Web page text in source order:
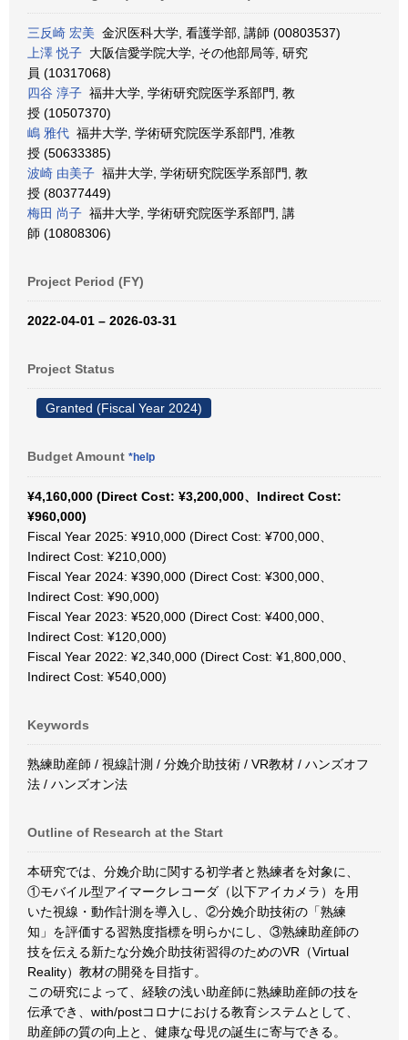
三反崎 宏美 金沢医科大学, 看護学部, 講師 (00803537)
上澤 悦子 大阪信愛学院大学, その他部局等, 研究
員 (10317068)
四谷 淳子 福井大学, 学術研究院医学系部門, 教
授 (10507370)
嶋 雅代 福井大学, 学術研究院医学系部門, 准教
授 (50633385)
波崎 由美子 福井大学, 学術研究院医学系部門, 教
授 (80377449)
梅田 尚子 福井大学, 学術研究院医学系部門, 講
師 (10808306)
Project Period (FY)
2022-04-01 – 2026-03-31
Project Status
Granted (Fiscal Year 2024)
Budget Amount *help
¥4,160,000 (Direct Cost: ¥3,200,000、Indirect Cost:
¥960,000)
Fiscal Year 2025: ¥910,000 (Direct Cost: ¥700,000、
Indirect Cost: ¥210,000)
Fiscal Year 2024: ¥390,000 (Direct Cost: ¥300,000、
Indirect Cost: ¥90,000)
Fiscal Year 2023: ¥520,000 (Direct Cost: ¥400,000、
Indirect Cost: ¥120,000)
Fiscal Year 2022: ¥2,340,000 (Direct Cost: ¥1,800,000、
Indirect Cost: ¥540,000)
Keywords
熟練助産師 / 視線計測 / 分娩介助技術 / VR教材 / ハンズオフ
法 / ハンズオン法
Outline of Research at the Start
本研究では、分娩介助に関する初学者と熟練者を対象に、
①モバイル型アイマークレコーダ（以下アイカメラ）を用
いた視線・動作計測を導入し、②分娩介助技術の「熟練
知」を評価する習熟度指標を明らかにし、③熟練助産師の
技を伝える新たな分娩介助技術習得のためのVR（Virtual
Reality）教材の開発を目指す。
この研究によって、経験の浅い助産師に熟練助産師の技を
伝承でき、with/postコロナにおける教育システムとして、
助産師の質の向上と、健康な母児の誕生に寄与できる。